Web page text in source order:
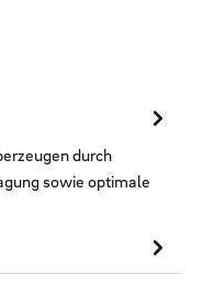
durch
sowie optimale